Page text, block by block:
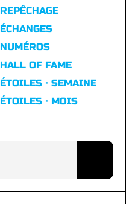
REPÊCHAGE
ÉCHANGES
NUMÉROS
HALL OF FAME
ÉTOILES · SEMAINE
ÉTOILES · MOIS